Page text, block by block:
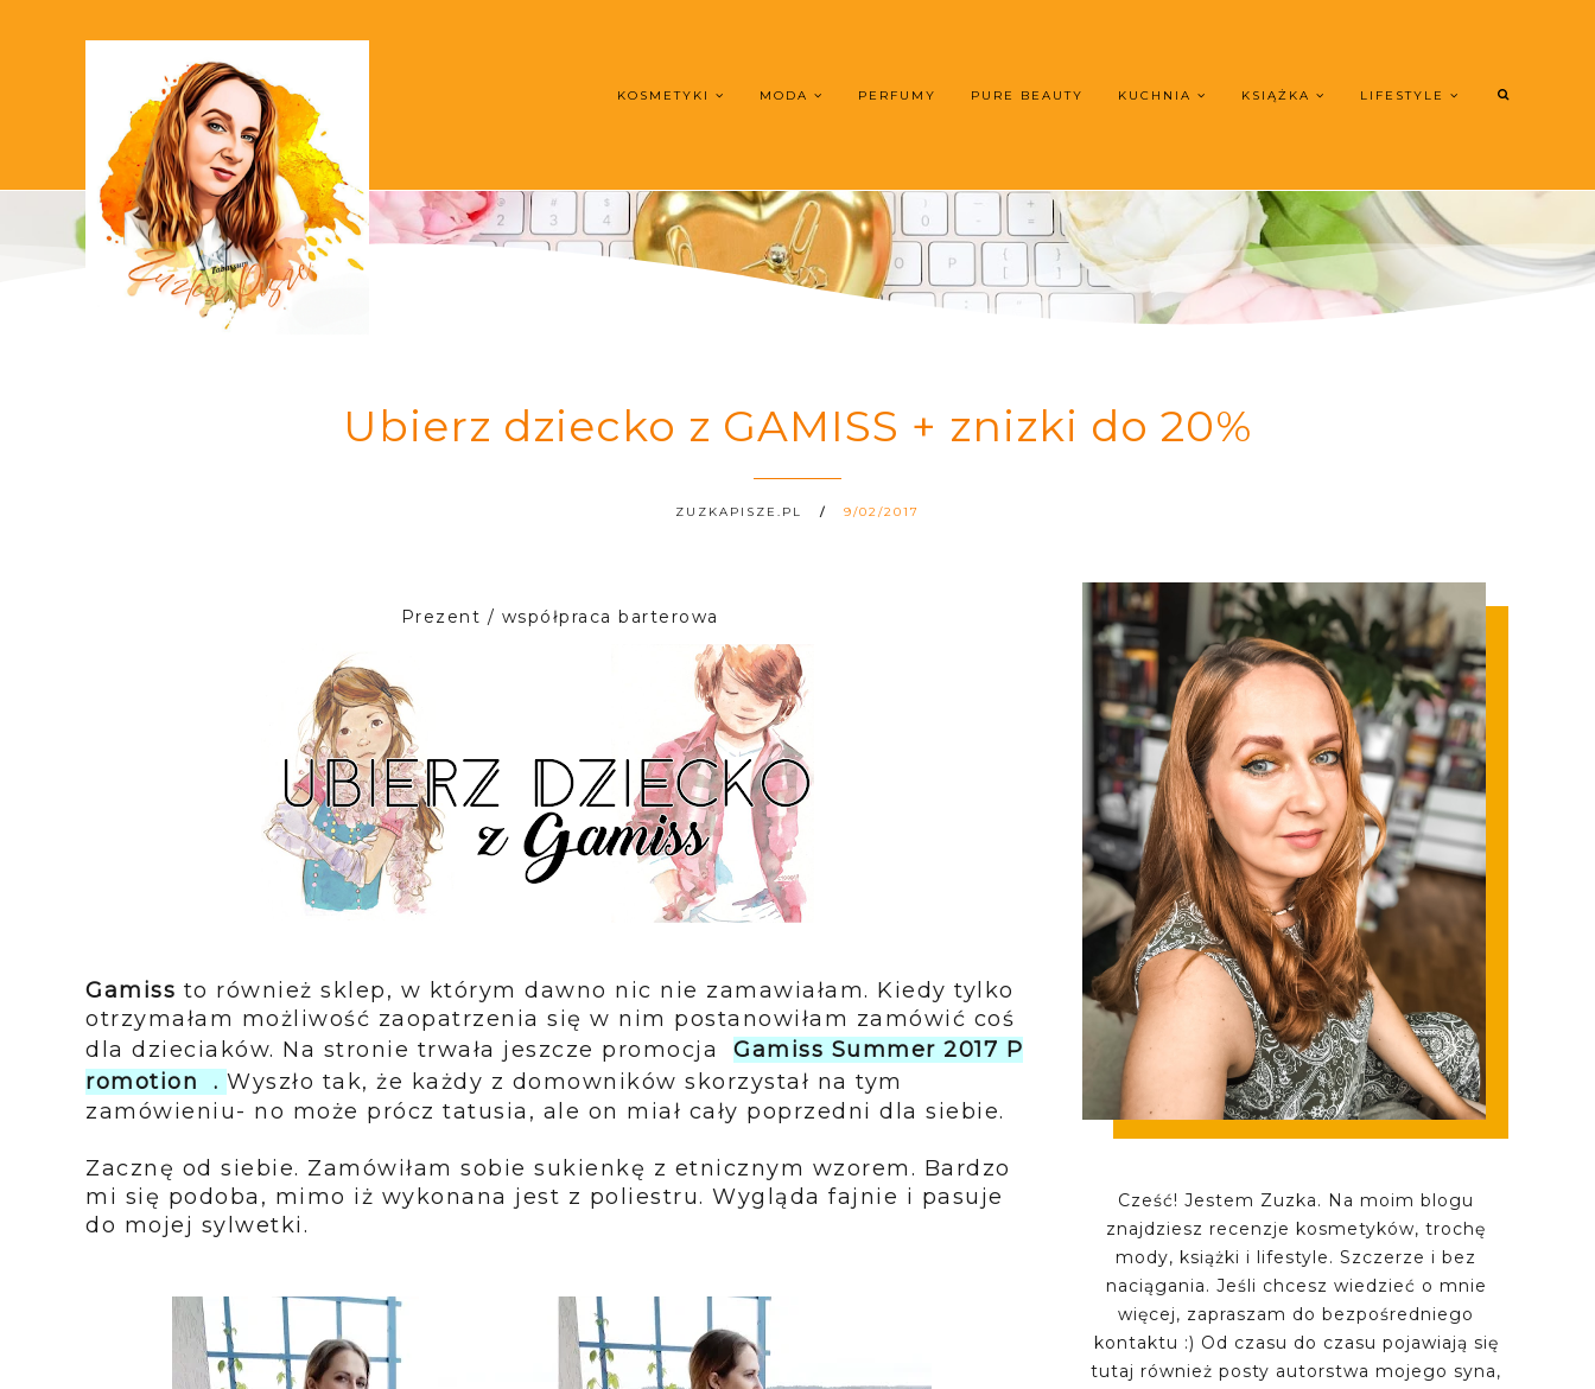
KOSMETYKI MODA PERFUMY PURE BEAUTY KUCHNIA KSIĄŻKA LIFESTYLE
Ubierz dziecko z GAMISS + znizki do 20%
ZUZKAPISZE.PL 9/02/2017
Prezent / współpraca barterowa
Gamiss to również sklep, w którym dawno nic nie zamawiałam. Kiedy tylko
otrzymałam możliwość zaopatrzenia się w nim postanowiłam zamówić coś
dla dzieciaków. Na stronie trwała jeszcze promocja
Gamiss Summer 2017 P
romotion
. Wyszło tak, że każdy z domowników skorzystał na tym
zamówieniu- no może prócz tatusia, ale on miał cały poprzedni dla siebie.
Zacznę od siebie. Zamówiłam sobie sukienkę z etnicznym wzorem. Bardzo
mi się podoba, mimo iż wykonana jest z poliestru. Wygląda fajnie i pasuje
do mojej sylwetki.
Cześć! Jestem Zuzka. Na moim blogu
znajdziesz recenzje kosmetyków, trochę
mody, książki i lifestyle. Szczerze i bez
naciągania. Jeśli chcesz wiedzieć o mnie
więcej, zapraszam do bezpośredniego
kontaktu :) Od czasu do czasu pojawiają się
tutaj również posty autorstwa mojego syna,